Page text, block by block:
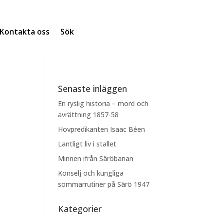
oss Sök
Senaste inläggen
En ryslig historia – mord och
avrättning 1857-58
Hovpredikanten Isaac Béen
Lantligt liv i stallet
Minnen ifrån Säröbanan
Konselj och kungliga
sommarrutiner på Särö 1947
Kategorier